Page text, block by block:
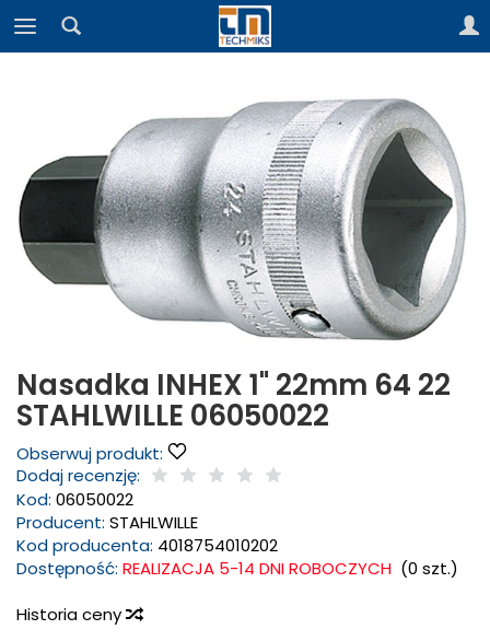
Nasadka INHEX 1" 22mm 64 22
STAHLWILLE 06050022
Obserwuj produkt:
Dodaj recenzję:
Kod: 06050022
Producent: STAHLWILLE
Kod producenta: 4018754010202
Dostępność: REALIZACJA 5-14 DNI ROBOCZYCH (0 szt.)
Historia ceny